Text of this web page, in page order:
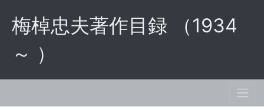
梅棹忠夫著作目録 （1934
～ ）